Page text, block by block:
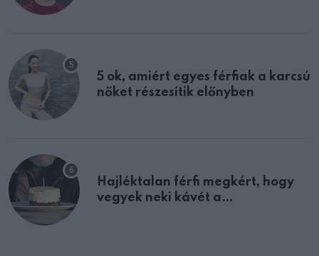
5 ok, amiért egyes férfiak a karcsú
nőket részesítik előnyben
Hajléktalan férfi megkért, hogy
vegyek neki kávét a